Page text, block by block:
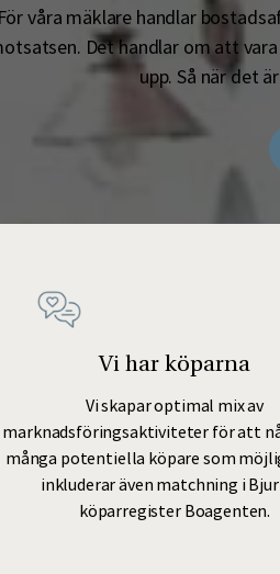
För våra mäklare handlar
Det handlar om att
upp.Så när det
Vi har köparna
Vi skapar optimal mix av
marknadsföringsaktiviteter för att
många potentiella köpare som
inkluderar även matchning i
köparregister Boagenten.